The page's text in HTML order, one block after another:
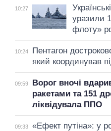
10:27
уразили
флоту»
10:24
Пентагон
який координував
09:59
Ворог вночі
ракетами та 151
ліквідувала ППО
09:33
«Ефект путіна»: у